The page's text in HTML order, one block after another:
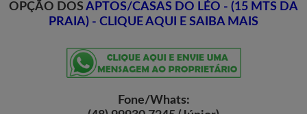
OPÇÃO DOS APTOS/CASAS DO LÉO - (15 MTS DA
PRAIA) - CLIQUE AQUI E SAIBA MAIS
Fone/Whats: